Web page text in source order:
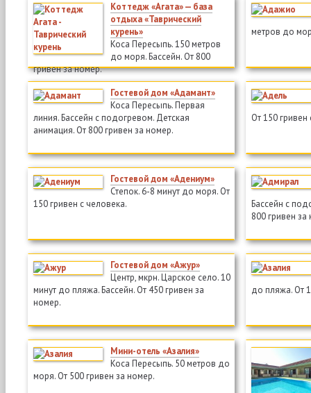
Коттедж «Агата» — база
отдыха «Таврический
курень»
Коса Пересыпь. 150 метров
до моря. Бассейн. От 800
гривен за номер.
метров до
Гостевой дом «Адамант»
Коса Пересыпь. Первая
линия. Бассейн с подогревом. Детская
анимация. От 800 гривен за номер.
От 150 гривен
Гостевой дом «Адениум»
Степок. 6-8 минут до моря. От
150 гривен с человека.
Бассейн с
800 гривен за
Гостевой дом «Ажур»
Центр, мкрн. Царское село. 10
минут до пляжа. Бассейн. От 450 гривен за
номер.
до пляжа. От
Мини-отель «Азалия»
Коса Пересыпь. 50 метров до
моря. От 500 гривен за номер.